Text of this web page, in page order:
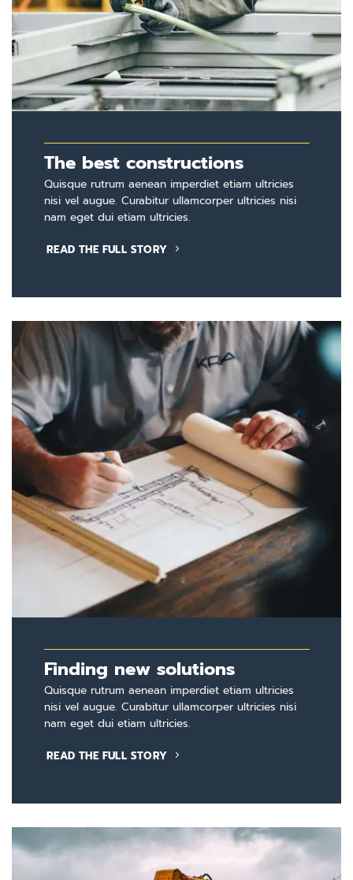
The best constructions
Quisque rutrum aenean imperdiet etiam ultricies
nisi vel augue. Curabitur ullamcorper ultricies nisi
nam eget dui etiam ultricies.
READ THE FULL STORY
Finding new solutions
Quisque rutrum aenean imperdiet etiam ultricies
nisi vel augue. Curabitur ullamcorper ultricies nisi
nam eget dui etiam ultricies.
READ THE FULL STORY